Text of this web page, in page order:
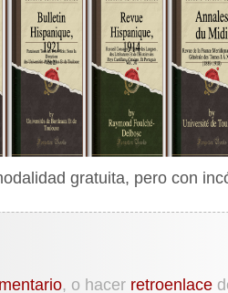
gratuita, pero con
, o hacer retroenlace